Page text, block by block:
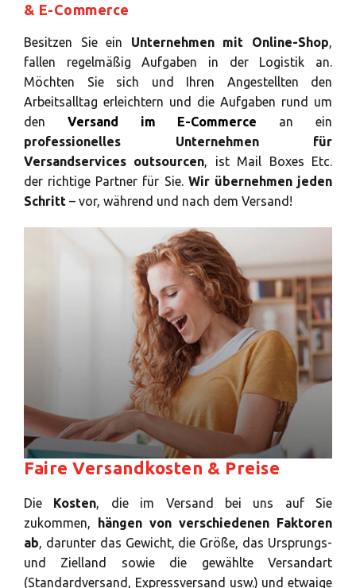
& E-Commerce
Besitzen Sie ein Unternehmen mit Online-Shop,
fallen regelmäßig Aufgaben in der Logistik an.
Möchten Sie sich und Ihren Angestellten den
Arbeitsalltag erleichtern und die Aufgaben rund um
den Versand im E-Commerce an ein
professionelles Unternehmen für
Versandservices outsourcen, ist Mail Boxes Etc.
der richtige Partner für Sie. Wir übernehmen jeden
Schritt – vor, während und nach dem Versand!
Faire Versandkosten & Preise
Die Kosten, die im Versand bei uns auf Sie
zukommen,
hängen von verschiedenen Faktoren
ab, darunter das Gewicht, die Größe, das Ursprungs-
und Zielland sowie die gewählte Versandart
(Standardversand, Expressversand usw.) und etwaige
×
Wählen Sie Ihr
MBE Center